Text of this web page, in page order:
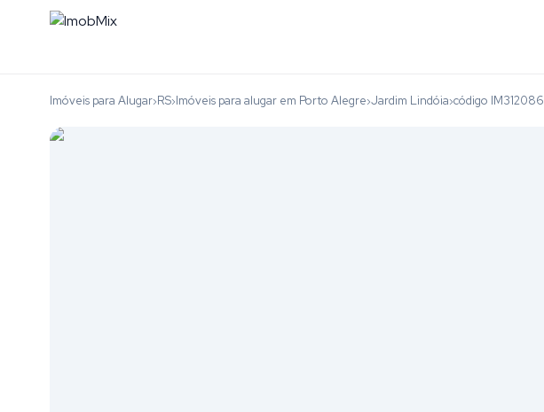
Imóveis para Alugar›RS›Imóveis para alugar em Porto Alegre›Jardim Lindóia›código IM312086